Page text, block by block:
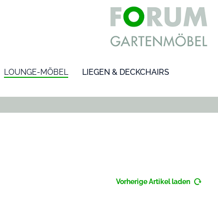
LOUNGE-MÖBEL LIEGEN & DECKCHAIRS
Vorherige Artikel laden